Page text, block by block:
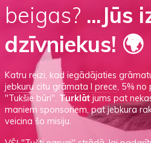
beigas? ...Jūs
dzīvniekus! 🌍
Katru reizi, kad iegādājaties
jebkuru citu grāmata I prece , 5%
"Tukšie būri". Turklāt jums pat
maniem sponsoriem, pat jebkura
veicina šo misiju.